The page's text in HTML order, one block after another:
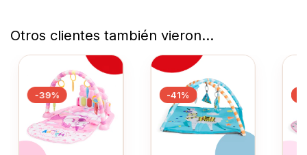
Otros clientes también vieron...
-39% -41%